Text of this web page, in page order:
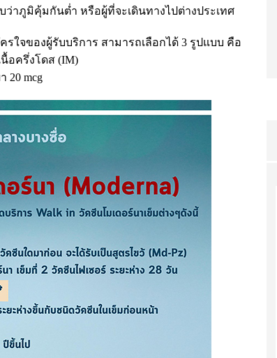
าภูมิคุ้มกันต่ำ หรือผู้ที่จะเดินทางไปต่างประเทศ
ใจของผู้รับบริการ สามารถเลือกได้ 3 รูปแบบ คือ
นื้อครึ่งโดส (IM)
20 mcg